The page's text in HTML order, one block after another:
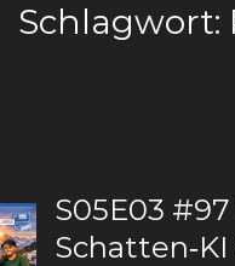
Schlagwort:
S05E03
Schatten‑KI